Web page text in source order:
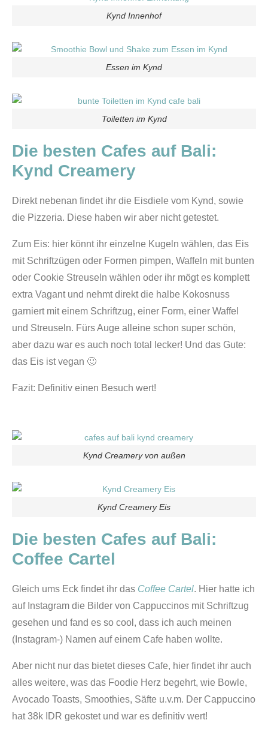
Kynd Innenhof
Essen im Kynd
Toiletten im Kynd
Die besten Cafes auf Bali:
Kynd Creamery
Direkt nebenan findet ihr die Eisdiele vom Kynd, sowie
die Pizzeria. Diese haben wir aber nicht getestet.
Zum Eis: hier könnt ihr einzelne Kugeln wählen, das Eis
mit Schriftzügen oder Formen pimpen, Waffeln mit bunten
oder Cookie Streuseln wählen oder ihr mögt es komplett
extra Vagant und nehmt direkt die halbe Kokosnuss
garniert mit einem Schriftzug, einer Form, einer Waffel
und Streuseln. Fürs Auge alleine schon super schön,
aber dazu war es auch noch total lecker! Und das Gute:
das Eis ist vegan 🙂
Fazit: Definitiv einen Besuch wert!
Kynd Creamery von außen
Kynd Creamery Eis
Die besten Cafes auf Bali:
Coffee Cartel
Gleich ums Eck findet ihr das Coffee Cartel. Hier hatte ich
auf Instagram die Bilder von Cappuccinos mit Schriftzug
gesehen und fand es so cool, dass ich auch meinen
(Instagram-) Namen auf einem Cafe haben wollte.
Aber nicht nur das bietet dieses Cafe, hier findet ihr auch
alles weitere, was das Foodie Herz begehrt, wie Bowle,
Avocado Toasts, Smoothies, Säfte u.v.m. Der Cappuccino
hat 38k IDR gekostet und war es definitiv wert!